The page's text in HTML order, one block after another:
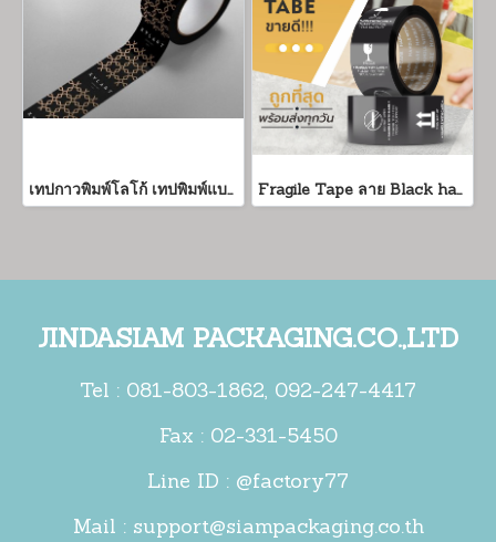
เทปกาวพิมพ์โลโก้ เทปพิมพ์แบรนด์ราคาถูก ขั้นต่ำเพียง 300 ม้วน Fragile Tape ลาย Black handle
JINDASIAM PACKAGING.CO.,LTD
Tel : 081-803-1862, 092-247-4417
Fax : 02-331-5450
Line ID : @factory77
Mail : support@siampackaging.co.th